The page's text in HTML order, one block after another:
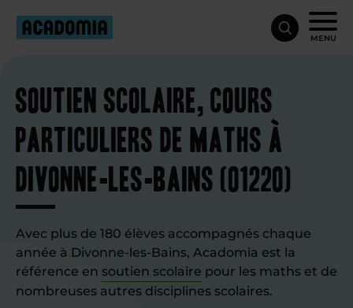
MENU
Soutien scolaire, cours
particuliers de maths à
Divonne-les-Bains (01220)
Avec plus de 180 élèves accompagnés chaque
année à Divonne-les-Bains, Acadomia est la
référence en soutien scolaire pour les maths et de
nombreuses autres disciplines scolaires.